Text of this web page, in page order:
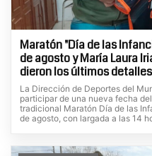
Maratón "Día de las
de agosto y María Laura
dieron los últimos detalles
La Dirección de Deportes del
participar de una nueva fecha
tradicional Maratón Día de las
de agosto, con largada a las 14